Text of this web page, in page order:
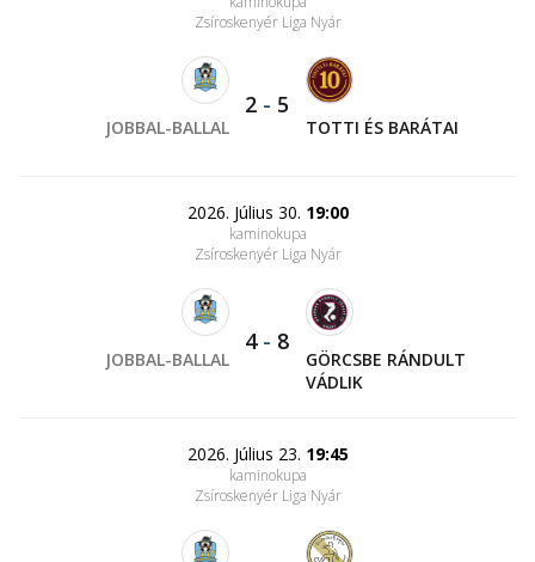
Zsíroskenyér Liga Nyár
JOBBAL-BALLAL
2 - 5
TOTTI ÉS BARÁTAI
2026. Július 30. 19:00
kaminokupa
Zsíroskenyér Liga Nyár
JOBBAL-BALLAL
4- 8
GÖRCSBE RÁNDULT
VÁDLIK
2026. Július 23. 19:45
kaminokupa
Zsíroskenyér Liga Nyár